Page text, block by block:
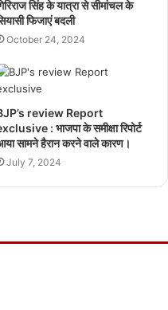
सिंह के यात्रा से सीमांचल के
फिजाएं बदली
October 24, 2024
review Report
: भाजपा के समीक्षा रिपोर्ट
सामने हैरान करने वाले कारण।
July 7, 2024